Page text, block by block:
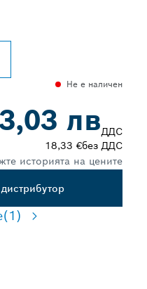
Не е наличен
лвДДС
18,33 €без ДДС
историята на цените
(1)